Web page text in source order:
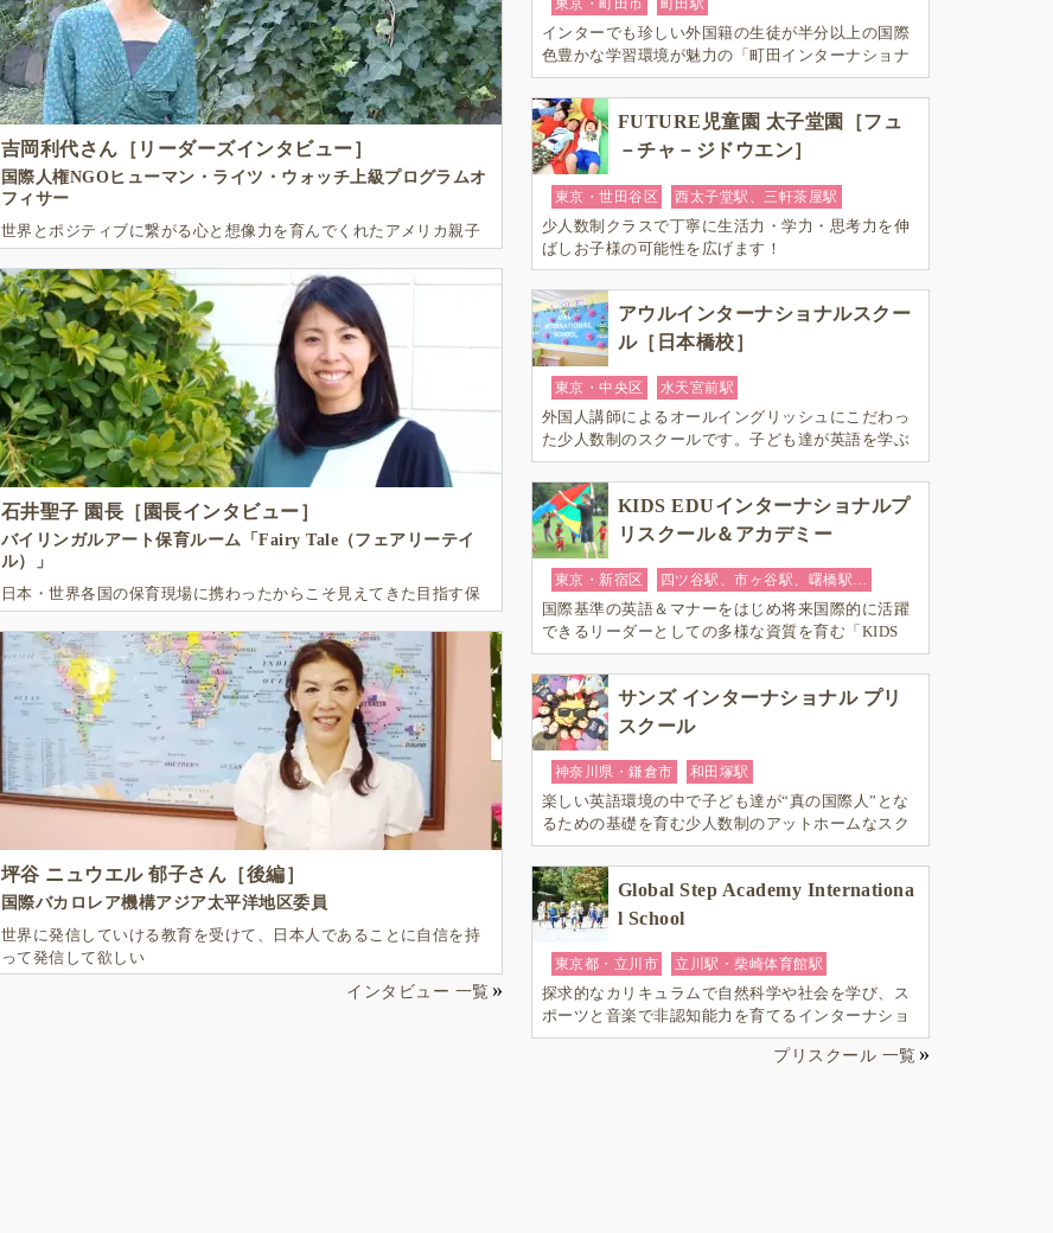
吉岡利代さん［リーダーズインタビュー］
国際人権NGOヒューマン・ライツ・ウォッチ上級プログラムオ
フィサー
世界とポジティブに繋がる心と想像力を育んでくれたアメリカ親子
留学と今
石井聖子 園長［園長インタビュー］
バイリンガルアート保育ルーム「Fairy Tale（フェアリーテイ
ル）」
日本・世界各国の保育現場に携わったからこそ見えてきた目指す保
育のあり方
坪谷 ニュウエル 郁子さん［後編］
国際バカロレア機構アジア太平洋地区委員
世界に発信していける教育を受けて、日本人であることに自信を持
って発信して欲しい
インタビュー 一覧
東京・町田市 町田駅
インターでも珍しい外国籍の生徒が半分以上の国際
色豊かな学習環境が魅力の「町田インターナショナ
ルキッズスクール」。
FUTURE児童園 太子堂園［フュ
－チャ－ジドウエン］
東京・世田谷区 西太子堂駅、三軒茶屋駅
少人数制クラスで丁寧に生活力・学力・思考力を伸
ばしお子様の可能性を広げます！
アウルインターナショナルスクー
ル［日本橋校］
東京・中央区 水天宮前駅
外国人講師によるオールイングリッシュにこだわっ
た少人数制のスクールです。子ども達が英語を学ぶ
だけではなく、英語で学ぶ環境を提供します！
KIDS EDUインターナショナルプ
リスクール＆アカデミー
東京・新宿区 四ツ谷駅、市ヶ谷駅、曙橋駅…
国際基準の英語＆マナーをはじめ将来国際的に活躍
できるリーダーとしての多様な資質を育む「KIDS
EDU（キッズ・エデュ）」は幼児から小学生まで一
貫して学べる充実のカリキュラムが魅力です
サンズ インターナショナル プリ
スクール
神奈川県・鎌倉市 和田塚駅
楽しい英語環境の中で子ども達が“真の国際人”とな
るための基礎を育む少人数制のアットホームなスク
ールです
Global Step Academy Internationa
l School
東京都・立川市 立川駅・柴崎体育館駅
探求的なカリキュラムで自然科学や社会を学び、ス
ポーツと音楽で非認知能力を育てるインターナショ
ナル・プリスクールです。
プリスクール 一覧